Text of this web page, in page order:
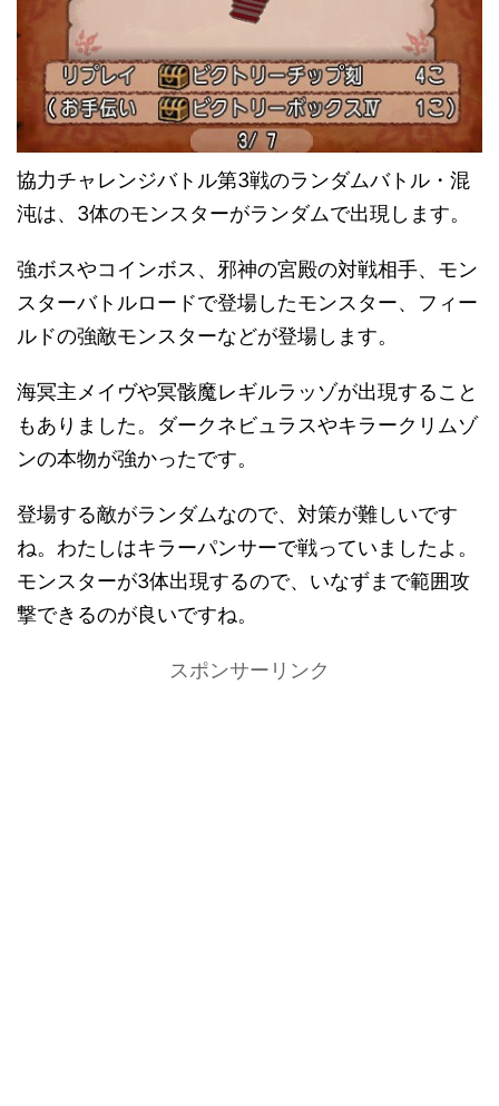
協力チャレンジバトル第3戦のランダムバトル・混
沌は、3体のモンスターがランダムで出現します。
強ボスやコインボス、邪神の宮殿の対戦相手、モン
スターバトルロードで登場したモンスター、フィー
ルドの強敵モンスターなどが登場します。
海冥主メイヴや冥骸魔レギルラッゾが出現すること
もありました。ダークネビュラスやキラークリムゾ
ンの本物が強かったです。
登場する敵がランダムなので、対策が難しいです
ね。わたしはキラーパンサーで戦っていましたよ。
モンスターが3体出現するので、いなずまで範囲攻
撃できるのが良いですね。
スポンサーリンク